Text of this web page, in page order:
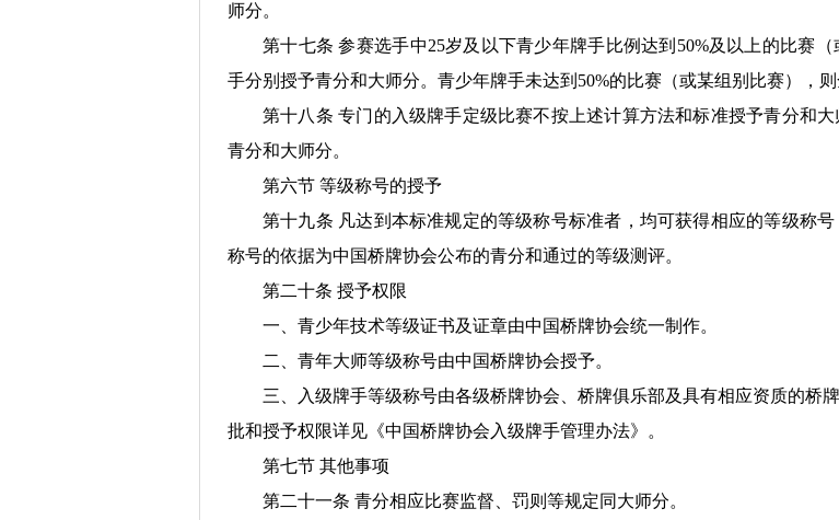
师分。
第十七条 参赛选手中25岁及以下青少年牌手比例达到50%及以上的比赛
手分别授予青分和大师分。青少年牌手未达到50%的比赛（或某组别比赛），
第十八条 专门的入级牌手定级比赛不按上述计算方法和标准授予青分和
青分和大师分。
第六节 等级称号的授予
第十九条 凡达到本标准规定的等级称号标准者，均可获得相应的等级称
称号的依据为中国桥牌协会公布的青分和通过的等级测评。
第二十条 授予权限
一、青少年技术等级证书及证章由中国桥牌协会统一制作。
二、青年大师等级称号由中国桥牌协会授予。
三、入级牌手等级称号由各级桥牌协会、桥牌俱乐部及具有相应资质的桥
批和授予权限详见《中国桥牌协会入级牌手管理办法》。
第七节 其他事项
第二十一条 青分相应比赛监督、罚则等规定同大师分。